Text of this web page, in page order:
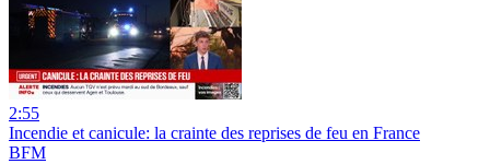
2:55
Incendie et canicule: la crainte des reprises de feu en France
BFM